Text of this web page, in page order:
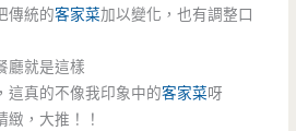
傳統的客家菜加以變化，也有調整口
廳就是這樣
這真的不像我印象中的客家菜呀
，大推！！